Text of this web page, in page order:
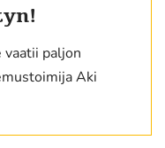
paljon
Aki